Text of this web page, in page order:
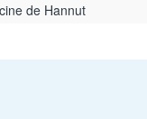
de Hannut